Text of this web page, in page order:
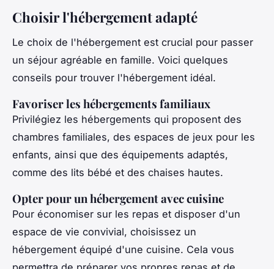
Choisir l'hébergement adapté
Le choix de l'hébergement est crucial pour passer
un séjour agréable en famille. Voici quelques
conseils pour trouver l'hébergement idéal.
Favoriser les hébergements familiaux
Privilégiez les hébergements qui proposent des
chambres familiales, des espaces de jeux pour les
enfants, ainsi que des équipements adaptés,
comme des lits bébé et des chaises hautes.
Opter pour un hébergement avec cuisine
Pour économiser sur les repas et disposer d'un
espace de vie convivial, choisissez un
hébergement équipé d'une cuisine. Cela vous